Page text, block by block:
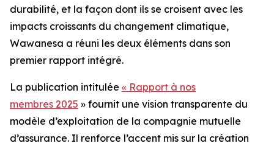
durabilité, et la façon dont ils se croisent avec les
impacts croissants du changement climatique,
Wawanesa a réuni les deux éléments dans son
premier rapport intégré.
La publication intitulée « Rapport à nos
membres 2025 » fournit une vision transparente du
modèle d’exploitation de la compagnie mutuelle
d’assurance. Il renforce l’accent mis sur la création